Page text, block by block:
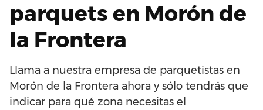
parquets en Morón de
la Frontera
Llama a nuestra empresa de parquetistas en
Morón de la Frontera ahora y sólo tendrás que
indicar para qué zona necesitas el